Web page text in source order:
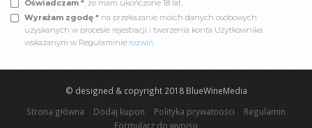
Oświadczam *, że mam ukończone 18 lat.
Wyrażam zgodę * na przekazanie moich danych osobowych
uzyskanych w procesie rejestracji i tworzenia konta Użytkownika
wskazanym w Regulaminie rozwiń
© designed & copyright 2018 BlueWineMedia
Strona główna
Dodaj kupon Polityka prywatności
Regulamin
Formularz do wypisu